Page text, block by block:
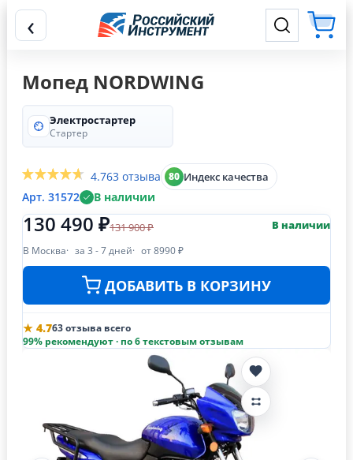
‹
Мопед NORDWING
Электростартер
Стартер
4.763 отзыва 80 Индекс качества
Арт. 31572 В наличии
130 490 ₽131 900 ₽ В наличии
В Москва за 3 - 7 дней от 8990 ₽
ДОБАВИТЬ В КОРЗИНУ
★ 4.763 отзыва всего
99% рекомендуют · по 6 текстовым отзывам